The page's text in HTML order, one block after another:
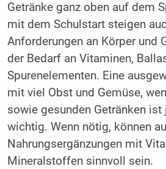
Getränke ganz oben auf dem
mit dem Schulstart steigen
Anforderungen an Körper und
der Bedarf an Vitaminen,
Spurenelementen. Eine
mit viel Obst und Gemüse,
sowie gesunden Getränken
wichtig. Wenn nötig, können
Nahrungsergänzungen mit
Mineralstoffen sinnvoll sein.